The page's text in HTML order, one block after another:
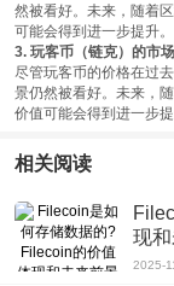
然被看好。未来，随着
可能会得到进一步提升。
3. 玩客币（链克）的市
尽管玩客币的价格在过
景仍然被看好。未来，
价值可能会得到进一步提
相关阅读
现
2025-